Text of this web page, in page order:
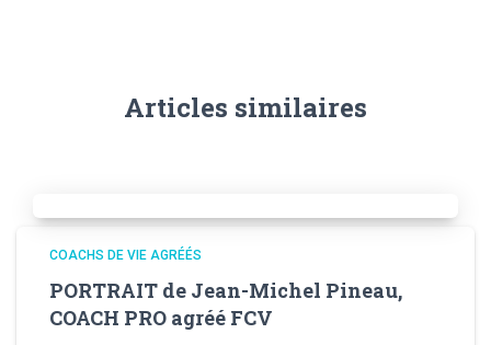
Articles similaires
COACHS DE VIE AGRÉÉS
PORTRAIT de Jean-Michel Pineau,
COACH PRO agréé FCV